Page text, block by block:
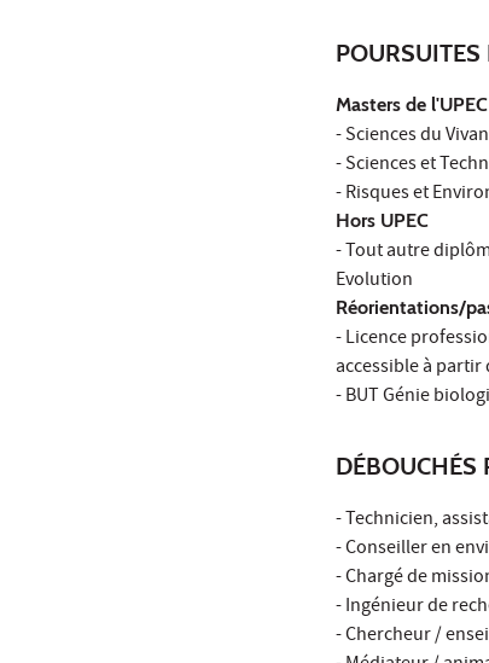
POURSUITES
Masters de l'UPEC
- Sciences du
- Sciences et
- Risques et
Hors UPEC
- Tout autre
Evolution
Réorientations/
- Licence
accessible à partir
- BUT Génie
DÉBOUCHÉS
- Technicien,
- Conseiller en
- Chargé de
- Ingénieur de
- Chercheur /